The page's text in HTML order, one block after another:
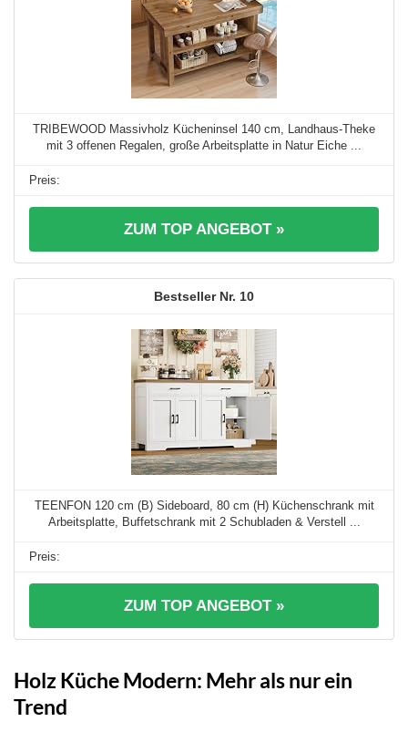
TRIBEWOOD Massivholz Kücheninsel 140 cm, Landhaus-Theke
mit 3 offenen Regalen, große Arbeitsplatte in Natur Eiche ...
ZUM TOP ANGEBOT »
10
TEENFON 120 cm (B) Sideboard, 80 cm (H) Küchenschrank mit
Arbeitsplatte, Buffetschrank mit 2 Schubladen & Verstell ...
ZUM TOP ANGEBOT »
Holz Küche Modern: Mehr als nur ein
Trend